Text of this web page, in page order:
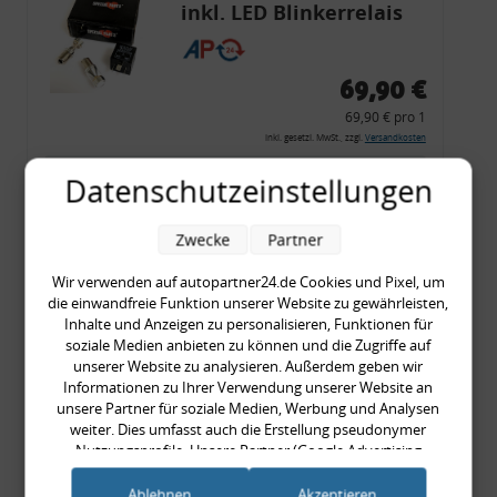
inkl. LED Blinkerrelais
CF 14
69,90 €
69,90 € pro 1
inkl. gesetzl. MwSt., zzgl. Versandkosten
Merkzettel
Rückleuchtenband mit
Blinker, rot, US-Ecken,
Audi 80 Cabrio, Typ 89,
OE-Nr.: 8G0945225 +
8G0945225C
999,99 €
999,99 € pro 1
Datenschutzeinstellungen
Wir verwenden auf autopartner24.de Cookies und Pixel, um
die einwandfreie Funktion unserer Website zu gewährleisten,
Inhalte und Anzeigen zu personalisieren, Funktionen für
soziale Medien anbieten zu können und die Zugriffe auf
unserer Website zu analysieren. Außerdem geben wir
Informationen zu Ihrer Verwendung unserer Website an
unsere Partner für soziale Medien, Werbung und Analysen
weiter. Dies umfasst auch die Erstellung pseudonymer
Nutzungsprofile. Unsere Partner (Google Advertising
Products) führen diese Informationen möglicherweise mit
weiteren Daten zusammen, die Sie ihnen bereitgestellt haben
Zwecke Partner